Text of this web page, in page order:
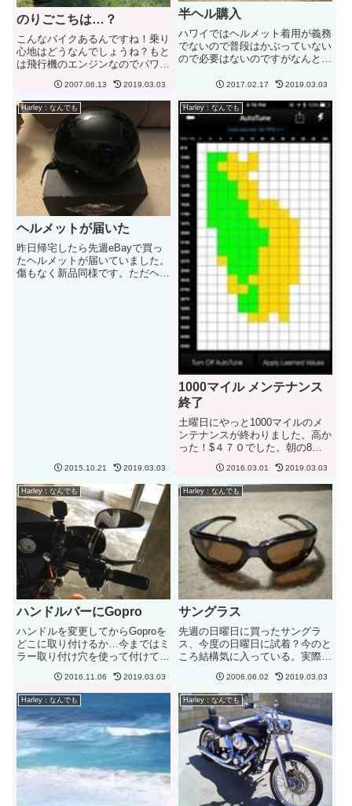
のりごこちは…？
こんなバイクあるんですね！乗り
心地はどうなんでしょうね？もと
は飛行機のエンジンなのでパワー
いそうな感じです。左と右ではエ
ンジンのマントが違うので乗り心
地もぜんぜん違うだろうけど、そ
れにしてもすごいですね！ハ...
2007.06.13 2019.03.03
半ヘル購入
ハワイではヘルメット着用が義務
でないので普段はかぶっていない
ので必要はないのですがなんとな
AK-1です。DOT公認で最少、最
だったので先週オーダーしまし
た。カナダからです。お...
2017.02.17 2019.03.03
Harley：なんでも
ヘルメットが届いた
昨日帰宅したら先週eBayで買っ
たヘルメットが届いていました。
傷もなく新品同様です。ただヘル
2015.10.21 2019.03.03
Harley：なんでも
1000マイル メンテナンス
終了
土曜日にやっと1000マイルのメ
ンテナンスが終わりました。高か
った！$４７０でした。朝の8：
1：30頃、パーツ代は約$90、あ
とは人件費!!オートチューン 260
マイル継続中です。ほんの少しグ
リーンが増えました...
2016.03.01 2019.03.03
Harley：なんでも
ハンドルバーにGopro
ハンドルを変更してからGoproを
どこに取り付けるか…今まではミ
ラー取り付け穴を使って付けてい
付けたので使えなくなってしまい
ました。とりあえず試しにハンド
ルバーに取り付け。 こんな感じ
でつけてみました。悪くない...
2016.11.06 2019.03.03
Harley：なんでも
サングラス
先週の日曜日に買ったサングラ
ス、今度の日曜日に試着？今のと
ころ結構気に入っている。実際の
2006.06.02 2019.03.03
Harley：なんでも Harley：なんでも